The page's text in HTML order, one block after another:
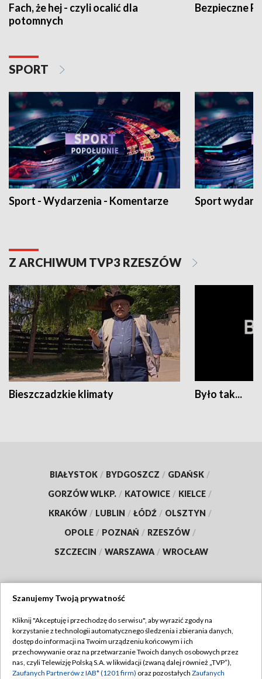
Fach, że hej - czyli ocalić dla
potomnych
Bezpieczne
SPORT
Sport - Wydarzenia - Komentarze Sport
Z ARCHIWUM TVP3 RZESZÓW
Bieszczadzkie klimaty Było tak...
BIAŁYSTOK / BYDGOSZCZ / GDAŃSK /
GORZÓW WLKP. / KATOWICE / KIELCE /
KRAKÓW / LUBLIN / ŁÓDŹ / OLSZTYN /
OPOLE / POZNAŃ / RZESZÓW /
SZCZECIN / WARSZAWA / WROCŁAW
TVP
Abonament TVP
Emisja w TVP
Regulamin TVP
Polityka prywatności
Szanujemy Twoją prywatność
Kliknij "Akceptuję i przechodzę do serwisu", aby wyrazić zgody na
korzystanie z technologii automatycznego śledzenia i zbierania danych,
dostęp do informacji na Twoim urządzeniu końcowym i ich
przechowywanie oraz na przetwarzanie Twoich danych osobowych przez
nas, czyli Telewizję Polską S.A. w likwidacji (zwaną dalej również „TVP”),
Zaufanych Partnerów z IAB* (1201 firm) oraz pozostałych Zaufanych